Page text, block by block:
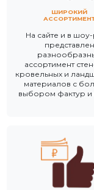
ШИРОКИЙ
На сайте и в
представлен
ассортимент
кровельных и
материалов с
выбором фактур и